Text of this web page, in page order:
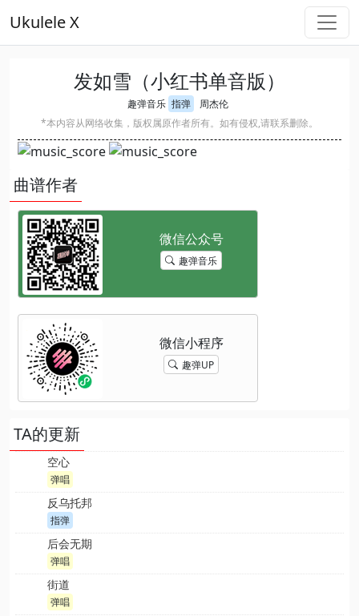
Ukulele X
发如雪（小红书单音版）
趣弹音乐 指弹
周杰伦
*本内容从网络收集，版权属原作者所有。如有侵权,请联系删除。
曲谱作者
趣弹音乐
趣弹UP
TA的更新
空心
弹唱
反乌托邦
指弹
后会无期
弹唱
街道
弹唱